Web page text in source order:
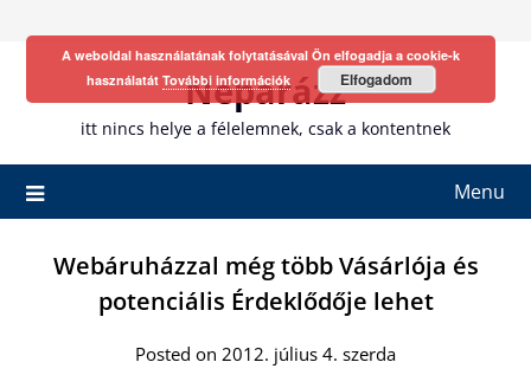
Neparázz
itt nincs helye a félelemnek, csak a kontentnek
Menu
Webáruházzal még több Vásárlója és
potenciális Érdeklődője lehet
Posted on 2012. július 4. szerda
A weboldal használatának folytatásával Ön elfogadja a cookie-k
használatát További információk Elfogadom